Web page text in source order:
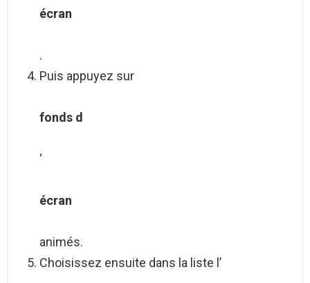
écran
.
Puis appuyez sur
fonds d
‘
écran
animés.
Choisissez ensuite dans la liste l’